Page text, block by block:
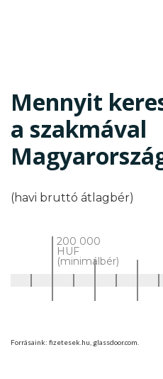
Mennyit
a szakmával
(havi bruttó átlagbér)
200 000
HUF
(minimálbér)
Forrásaink: fizetesek.hu, glassdoor.com.